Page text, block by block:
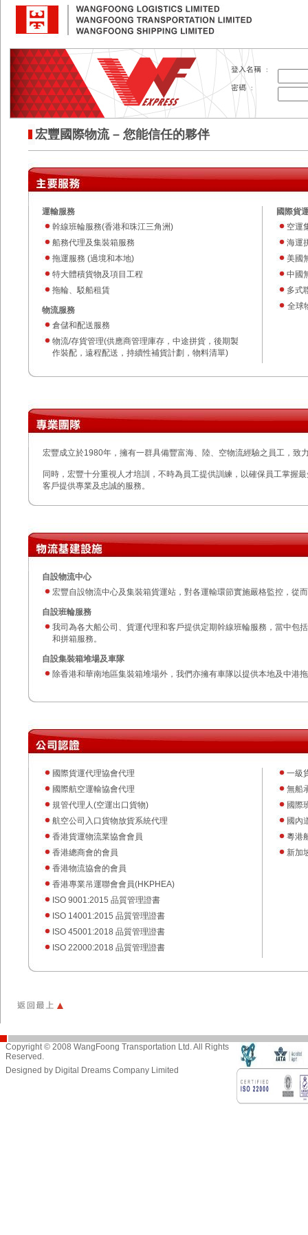
宏豐國際物流 – 您能信任的夥伴
運輸服務
幹線班輪服務(香港和珠江三角洲)
船務代理及集裝箱服務
拖運服務 (過境和本地)
特大體積貨物及項目工程
拖輪、駁船租賃
物流服務
倉儲和配送服務
物流/存貨管理(供應商管理庫存，中途拼貨，後期製
作裝配，遠程配送，持續性補貨計劃，物料清單)
國際貨
空運
海運
美國
中國
多式
全球
宏豐成立於1980年，擁有一群具備豐富海、陸、空物流經驗之員工，致
同時，宏豐十分重視人才培訓，不時為員工提供訓練，以確保員工掌握
客戶提供專業及忠誠的服務。
自設物流中心
宏豐自設物流中心及集裝箱貨運站，對各運輸環節實施嚴格監控，從
自設班輪服務
我司為各大船公司、貨運代理和客戶提供定期幹線班輪服務，當中包
和拼箱服務。
自設集裝箱堆場及車隊
除香港和華南地區集裝箱堆場外，我們亦擁有車隊以提供本地及中港
國際貨運代理協會代理
國際航空運輸協會代理
規管代理人(空運出口貨物)
航空公司入口貨物放貨系統代理
香港貨運物流業協會會員
香港總商會的會員
香港物流協會的會員
香港專業吊運聯會會員(HKPHEA)
ISO 9001:2015 品質管理證書
ISO 14001:2015 品質管理證書
ISO 45001:2018 品質管理證書
ISO 22000:2018 品質管理證書
一級
無船
國際
國內
粵港
新加
Copyright © 2008 WangFoong Transportation Ltd. All Rights
Reserved.
Designed by Digital Dreams Company Limited